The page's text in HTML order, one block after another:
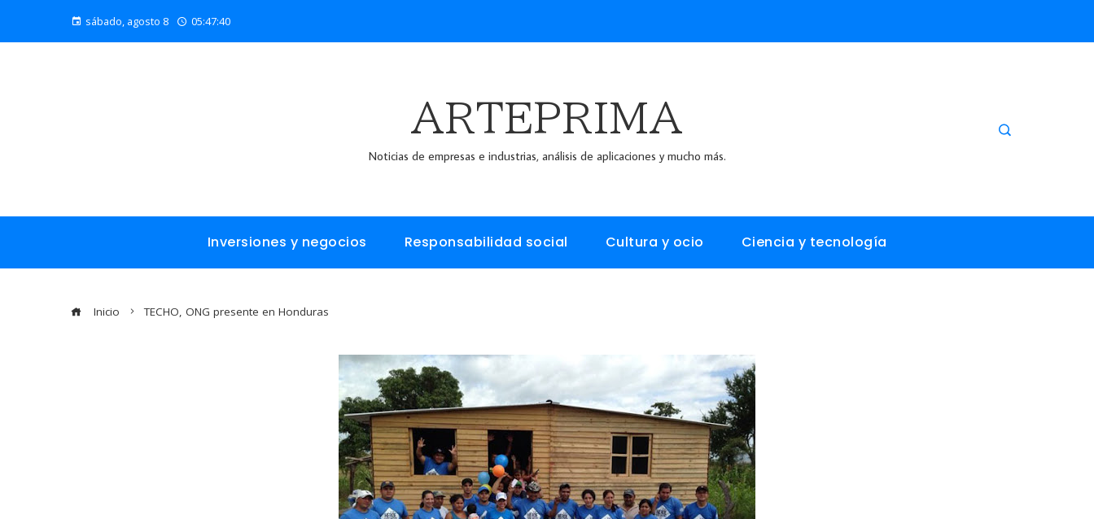
sábado, agosto 8 05:47:41
ARTEPRIMA
Noticias de empresas e industrias, análisis de aplicaciones y mucho más.
Inversiones y negocios Responsabilidad social Cultura y ocio Ciencia y tecnología
Inicio TECHO, ONG presente en Honduras